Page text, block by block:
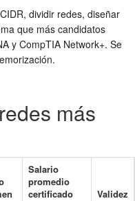
dividir redes, diseñar
que más candidatos
y CompTIA Network+. Se
más
Salario
promedio
certificado
Validez